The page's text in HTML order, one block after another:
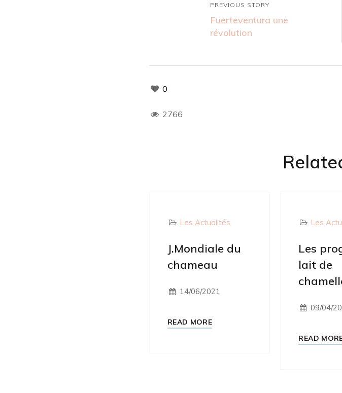
PREVIOUS STORY
Fuerteventura une
révolution
0
2766
Les Actualités
J.Mondiale du
chameau
14/06/2021
READ MORE
Les
Les
lait de
09/04/
READ